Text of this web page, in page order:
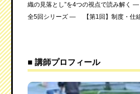
織の見落とし”を4つの視点で読み解く
全5回シリーズ ― 【第1回】制度・仕
■ 講師プロフィール